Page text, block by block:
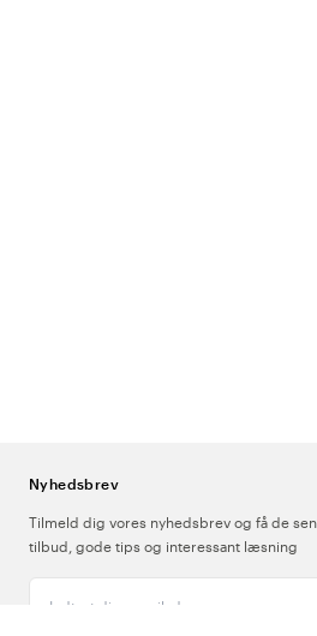
Nyhedsbrev
Tilmeld dig vores nyhedsbrev og få de
tilbud, gode tips og interessant læsning